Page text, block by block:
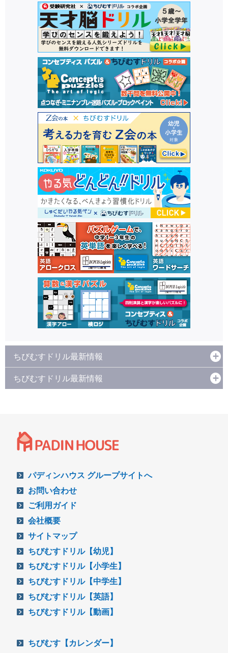
ちびむすドリル最新情報
ちびむすドリル最新情報
パディンハウス グループサイトへ
お問い合わせ
ご利用ガイド
会社概要
サイトマップ
ちびむすドリル【幼児】
ちびむすドリル【小学生】
ちびむすドリル【中学生】
ちびむすドリル【英語】
ちびむすドリル【動画】
ちびむす【カレンダー】